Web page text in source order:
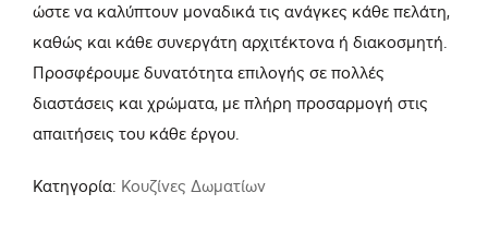
ώστε να καλύπτουν μοναδικά τις ανάγκες κάθε πελάτη,
καθώς και κάθε συνεργάτη αρχιτέκτονα ή διακοσμητή.
Προσφέρουμε δυνατότητα επιλογής σε πολλές
διαστάσεις και χρώματα, με πλήρη προσαρμογή στις
απαιτήσεις του κάθε έργου.
Κατηγορία: Κουζίνες Δωματίων